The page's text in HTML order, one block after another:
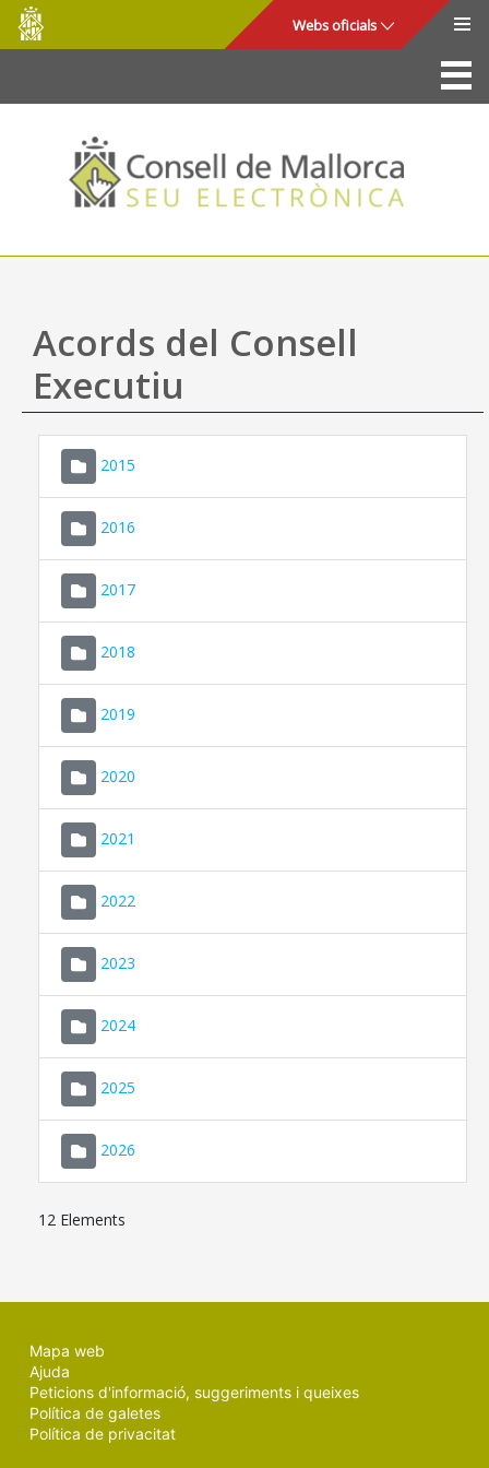
Salta al contingut principal
Consell
de
Mallorca
Webs oficials
La Seu
Consell de Mallorca
Accés i seguretat
Utilitats
Ajuda
Acords del Consell
Executiu
2015
2016
2017
2018
2019
2020
2021
2022
2023
2024
2025
2026
12 Elements
Mapa web
Ajuda
Peticions d'informació, suggeriments i queixes
Política de galetes
Política de privacitat